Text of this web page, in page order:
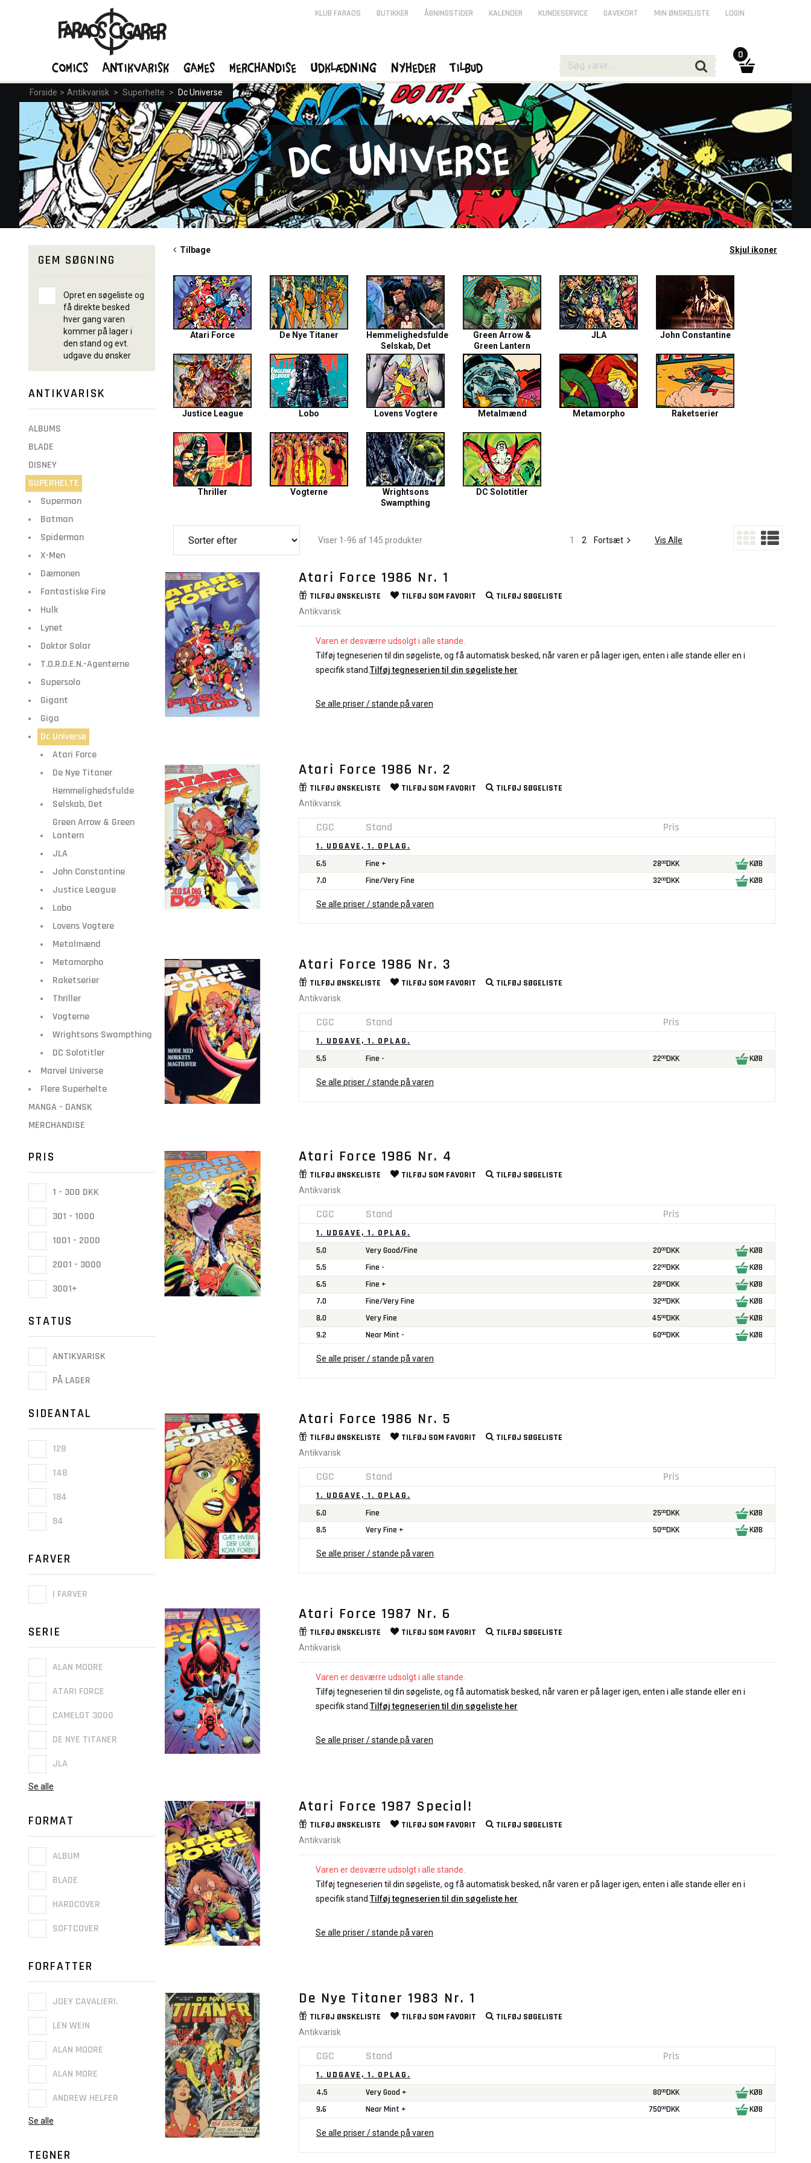
Forside > Antikvarisk > Superhelte > Dc Universe
Dc Universe
GEM SØGNING
Opret en søgeliste og
få direkte besked
hver gang varen
kommer på lager i
den stand og evt.
udgave du ønsker
ANTIKVARISK
ALBUMS
BLADE
DISNEY
SUPERHELTE
Superman
Batman
Spiderman
X-Men
Dæmonen
Fantastiske Fire
Hulk
Lynet
Doktor Solar
T.O.R.D.E.N.-Agenterne
Supersolo
Gigant
Giga
Dc Universe
Atari Force
De Nye Titaner
Hemmelighedsfulde
Selskab, Det
Green Arrow & Green
Lantern
JLA
John Constantine
Justice League
Lobo
Lovens Vogtere
Metalmænd
Metamorpho
Raketserier
Thriller
Vogterne
Wrightsons Swampthing
DC Solotitler
Marvel Universe
Flere Superhelte
MANGA - DANSK
MERCHANDISE
PRIS
1 - 300 DKK
301 - 1000
1001 - 2000
2001 - 3000
3001+
STATUS
ANTIKVARISK
PÅ LAGER
SIDEANTAL
128
148
184
84
FARVER
I FARVER
SERIE
ALAN MOORE
ATARI FORCE
CAMELOT 3000
DE NYE TITANER
JLA
Se alle
FORMAT
ALBUM
BLADE
HARDCOVER
SOFTCOVER
FORFATTER
JOEY CAVALIERI.
LEN WEIN
ALAN MOORE
ALAN MORE
ANDREW HELFER
Se alle
TEGNER
Skjul ikoner
Tilbage
Atari Force De Nye Titaner
Hemmelighedsfulde
Selskab, Det
Green Arrow &
Green Lantern
JLA John Constantine
Justice League Lobo Lovens Vogtere Metalmænd Metamorpho Raketserier
Thriller Vogterne
Wrightsons
Swampthing
DC Solotitler
Viser 1-96 af 145 produkter 1 2 Fortsæt Vis Alle
Atari Force 1986 Nr. 1
TILFØJ ØNSKELISTE TILFØJ SOM FAVORIT TILFØJ SØGELISTE
Antikvarisk
Varen er desværre udsolgt i alle stande.
Tilføj tegneserien til din søgeliste, og få automatisk besked, når varen er på lager igen, enten i alle stande eller en i
specifik stand. Tilføj tegneserien til din søgeliste her
Se alle priser / stande på varen
Atari Force 1986 Nr. 2
TILFØJ ØNSKELISTE TILFØJ SOM FAVORIT TILFØJ SØGELISTE
Antikvarisk
CGC Stand Pris
1. UDGAVE, 1. OPLAG.
6,5
Fine + 2800DKK
KØB
7,0
Fine/Very Fine 3200DKK KØB
Se alle priser / stande på varen
Atari Force 1986 Nr. 3
TILFØJ ØNSKELISTE TILFØJ SOM FAVORIT TILFØJ SØGELISTE
Antikvarisk
CGC Stand Pris
1. UDGAVE, 1. OPLAG.
5,5
Fine - 2200DKK KØB
Se alle priser / stande på varen
Atari Force 1986 Nr. 4
TILFØJ ØNSKELISTE TILFØJ SOM FAVORIT TILFØJ SØGELISTE
Antikvarisk
CGC Stand Pris
1. UDGAVE, 1. OPLAG.
5,0
Very Good/Fine 2000DKK
KØB
5,5
Fine - 2200DKK
KØB
6,5
Fine + 2800DKK
KØB
7,0
Fine/Very Fine 3200DKK
KØB
8,0
Very Fine 4500DKK
KØB
9,2
Near Mint - 6000DKK KØB
Se alle priser / stande på varen
Atari Force 1986 Nr. 5
TILFØJ ØNSKELISTE TILFØJ SOM FAVORIT TILFØJ SØGELISTE
Antikvarisk
CGC Stand Pris
1. UDGAVE, 1. OPLAG.
6,0
Fine 2500DKK
KØB
8,5
Very Fine + 5000DKK KØB
Se alle priser / stande på varen
Atari Force 1987 Nr. 6
TILFØJ ØNSKELISTE TILFØJ SOM FAVORIT TILFØJ SØGELISTE
Antikvarisk
Varen er desværre udsolgt i alle stande.
Tilføj tegneserien til din søgeliste, og få automatisk besked, når varen er på lager igen, enten i alle stande eller en i
specifik stand.Tilføj tegneserien til din søgeliste her
Se alle priser / stande på varen
Atari Force 1987 Special!
TILFØJ ØNSKELISTE TILFØJ SOM FAVORIT TILFØJ SØGELISTE
Antikvarisk
Varen er desværre udsolgt i alle stande.
Tilføj tegneserien til din søgeliste, og få automatisk besked, når varen er på lager igen, enten i alle stande eller en i
specifik stand. Tilføj tegneserien til din søgeliste her
Se alle priser / stande på varen
De Nye Titaner 1983 Nr. 1
TILFØJ ØNSKELISTE TILFØJ SOM FAVORIT TILFØJ SØGELISTE
Antikvarisk
CGC Stand Pris
1. UDGAVE, 1. OPLAG.
4,5
Very Good + 8000DKK
KØB
9,6
Near Mint + 75000DKK KØB
Se alle priser / stande på varen
KLUB FARAOS BUTIKKER ÅBNINGSTIDER KALENDER KUNDESERVICE GAVEKORT MIN ØNSKELISTE LOGIN
Comics Antikvarisk Games Merchandise Udklædning Nyheder Tilbud
0